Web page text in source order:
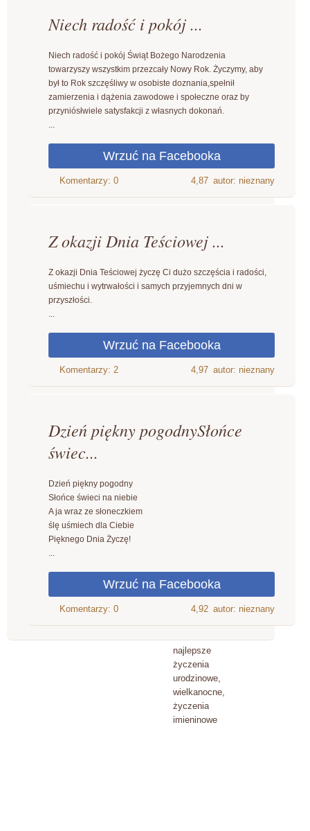
Niech radość i pokój ...
Niech radość i pokój Świąt Bożego Narodzenia
towarzyszy wszystkim przezcały Nowy Rok. Życzymy, aby
był to Rok szczęśliwy w osobiste doznania,spełnił
zamierzenia i dążenia zawodowe i społeczne oraz by
przyniósłwiele satysfakcji z własnych dokonań.
...
4,87 autor: nieznany
Z okazji Dnia Teściowej ...
Z okazji Dnia Teściowej życzę Ci dużo szczęścia i radości,
uśmiechu i wytrwałości i samych przyjemnych dni w
przyszłości.
...
4,97 autor: nieznany
Dzień piękny pogodnySłońce
świec...
Dzień piękny pogodny
Słońce świeci na niebie
A ja wraz ze słoneczkiem
ślę uśmiech dla Ciebie
Pięknego Dnia Życzę!
...
4,92 autor: nieznany
najlepsze
życzenia
urodzinowe,
wielkanocne,
życzenia
imieninowe